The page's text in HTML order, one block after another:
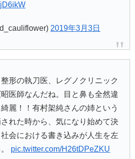
2019年3月3日
形の執刀医、レグノクリニック
医師なんだね。目と鼻も全然違
麗！！有村架純さんの姉という
れた時から、気になり始めて決
会における書き込みが人生を左
pic.twitter.com/H26tDPeZKU